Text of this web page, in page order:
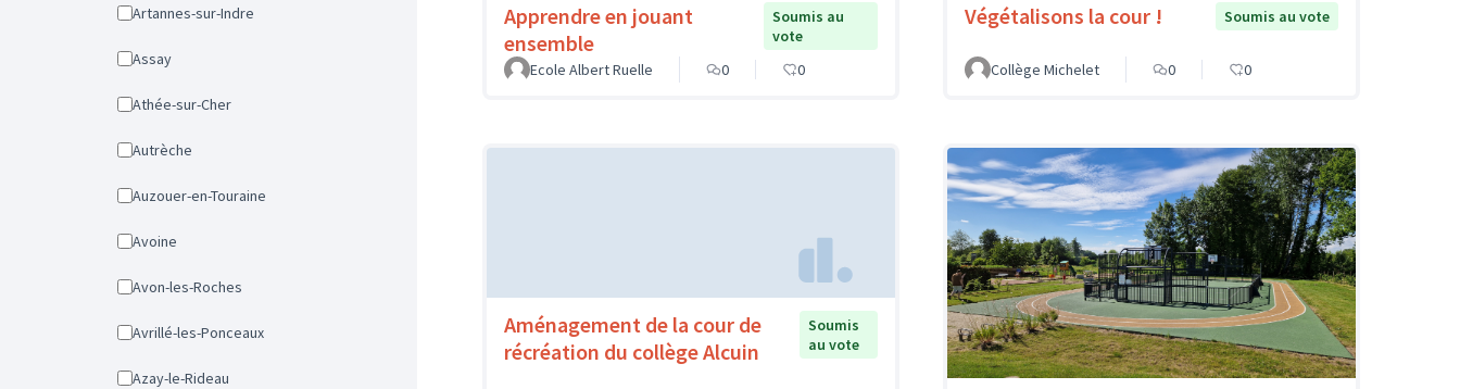
Artannes-sur-Indre
Assay
Athée-sur-Cher
Autrèche
Auzouer-en-Touraine
Avoine
Avon-les-Roches
Avrillé-les-Ponceaux
Azay-le-Rideau
Apprendre en jouant
ensemble
Soumis au
vote
Ecole Albert Ruelle
0 0
Végétalisons la cour ! Soumis au vote
Collège Michelet 0 0
Aménagement de la cour de
récréation du collège Alcuin
Soumis
au vote